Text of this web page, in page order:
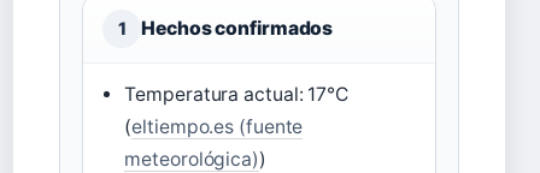
1 Hechos confirmados
Temperatura actual: 17°C
(eltiempo.es (fuente
meteorológica))